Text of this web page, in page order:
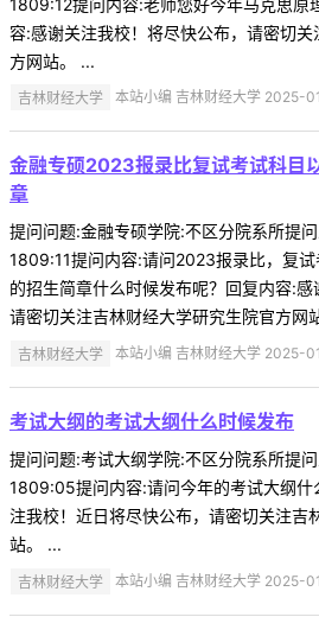
容:感谢关注我校！将尽快公布，请密切
方网站。 ...
吉林财经大学 本站小编 吉林财经大学 2025-
金融专硕2023报录比复试考试科目
章
提问问题:金融专硕学院:不区分院系所
1809:11提问内容:请问2023报录比，复试
的招生简章什么时候发布呢？回复内容:感
请密切关注吉林财经大学研究生院官方网
吉林财经大学 本站小编 吉林财经大学 2025-
考试大纲的考试大纲什么时候发布
提问问题:考试大纲学院:不区分院系所
1809:05提问内容:请问今年的考试大纲什
注我校！近日将尽快公布，请密切关注吉
站。 ...
吉林财经大学 本站小编 吉林财经大学 2025-